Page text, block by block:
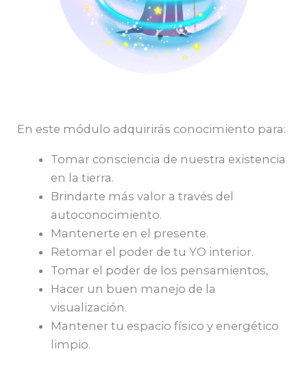
En este módulo adquirirás conocimiento para:
Tomar consciencia de nuestra existencia
en la tierra.
Brindarte más valor a través del
autoconocimiento.
Mantenerte en el presente.
Retomar el poder de tu YO interior.
Tomar el poder de los pensamientos,
Hacer un buen manejo de la
visualización.
Mantener tu espacio físico y energético
limpio.